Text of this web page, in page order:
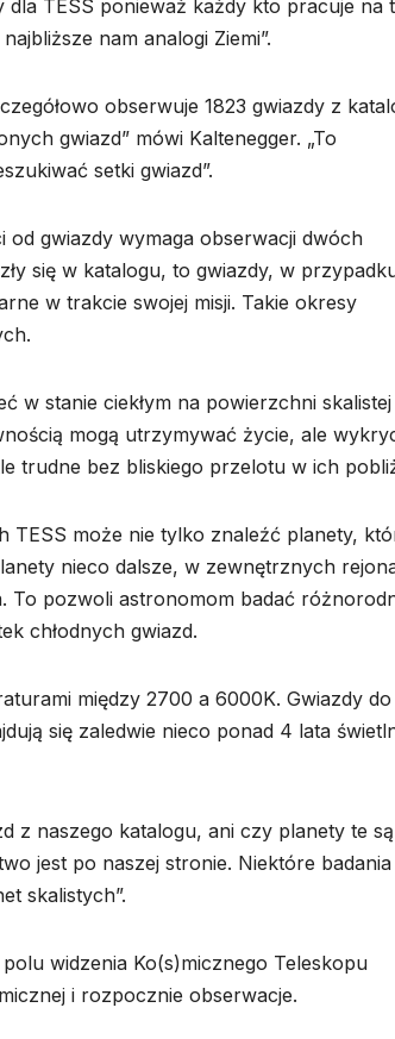
dla TESS ponieważ każdy kto pracuje na
nam analogi Ziemi”.
obserwuje 1823 gwiazdy z
gwiazd” mówi Kaltenegger. „To
setki gwiazd”.
od gwiazdy wymaga obserwacji dwóch
się w katalogu, to gwiazdy, w
w trakcie swojej misji. Takie okresy
w stanie ciekłym na powierzchni skalistej
mogą utrzymywać życie, ale
trudne bez bliskiego przelotu w ich
TESS może nie tylko znaleźć planety,
nieco dalsze, w zewnętrznych
To pozwoli astronomom badać
chłodnych gwiazd.
między 2700 a 6000K. Gwiazdy do
się zaledwie nieco ponad 4 lata
z naszego katalogu, ani czy planety te są
jest po naszej stronie. Niektóre badania
skalistych”.
widzenia Ko(s)micznego Teleskopu
i rozpocznie obserwacje.